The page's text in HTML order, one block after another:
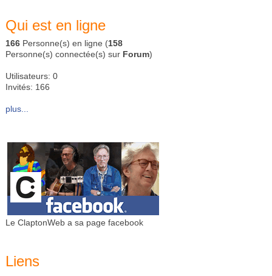
Qui est en ligne
166 Personne(s) en ligne (158
Personne(s) connectée(s) sur Forum)
Utilisateurs: 0
Invités: 166
plus...
Le ClaptonWeb a sa page facebook
Liens